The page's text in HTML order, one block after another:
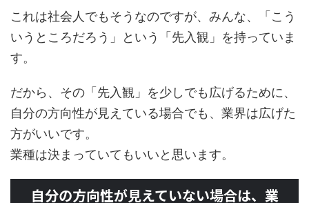
これは社会人でもそうなのですが、みんな、「こう
いうところだろう」という「先入観」を持っていま
す。
だから、その「先入観」を少しでも広げるために、
自分の方向性が見えている場合でも、業界は広げた
方がいいです。
業種は決まっていてもいいと思います。
自分の方向性が見えていない場合は、業